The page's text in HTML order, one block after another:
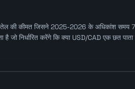
तेल की कीमत जिसने 2025-2026 के अधिकांश
निर्धारित करेंगे कि क्या USD/CAD एक छत पाता